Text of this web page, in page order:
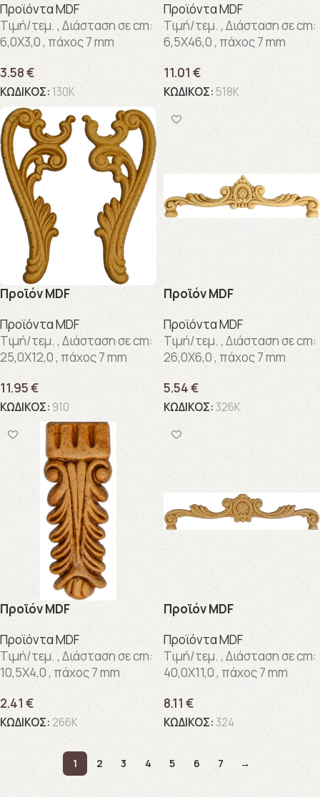
Προϊόντα MDF
Τιμή/τεμ. , Διάσταση σε cm:
6,0X3,0 , πάχος 7 mm
3.58€
ΚΩΔΙΚΟΣ: 130K
Προϊόντα MDF
Τιμή/τεμ. , Διάσταση σε cm:
6,5X46,0 , πάχος 7 mm
11.01 €
ΚΩΔΙΚΟΣ:518K
Προϊόν MDF
Προϊόντα MDF
Τιμή/τεμ. , Διάσταση σε cm:
25,0X12,0 , πάχος 7 mm
11.95€
ΚΩΔΙΚΟΣ: 910
Προϊόν MDF
Προϊόντα MDF
Τιμή/τεμ. , Διάσταση σε cm:
26,0X6,0 , πάχος 7 mm
5.54€
ΚΩΔΙΚΟΣ: 326K
Προϊόν MDF
Προϊόντα MDF
Τιμή/τεμ. , Διάσταση σε cm:
10,5X4,0 , πάχος 7 mm
2.41 €
ΚΩΔΙΚΟΣ: 266K
Προϊόν MDF
Προϊόντα MDF
Τιμή/τεμ. , Διάσταση σε cm:
40,0X11,0 , πάχος 7 mm
8.11 €
ΚΩΔΙΚΟΣ: 324
1 2 3 4 5 6 7 →